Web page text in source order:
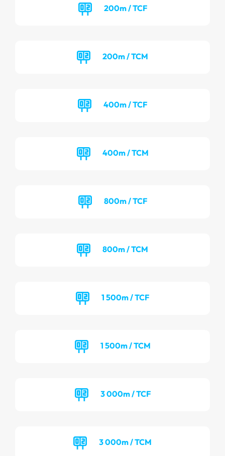
200m / TCF
200m / TCM
400m / TCF
400m / TCM
800m / TCF
800m / TCM
1 500m / TCF
1 500m / TCM
3 000m / TCF
3 000m / TCM